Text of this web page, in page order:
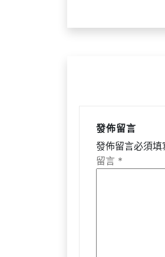
導
發佈留言
發佈留言必須填
留言 *